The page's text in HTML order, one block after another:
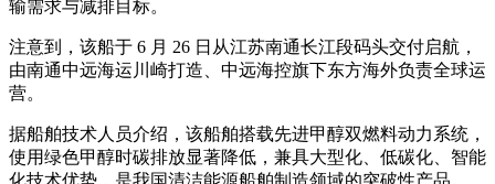
输需求与减排目标。
注意到，该船于 6 月 26 日从江苏南通长江段码头交付启航，
由南通中远海运川崎打造、中远海控旗下东方海外负责全球运
营。
据船舶技术人员介绍，该船舶搭载先进甲醇双燃料动力系统，
使用绿色甲醇时碳排放显著降低，兼具大型化、低碳化、智能
化技术优势，是我国清洁能源船舶制造领域的突破性产品。